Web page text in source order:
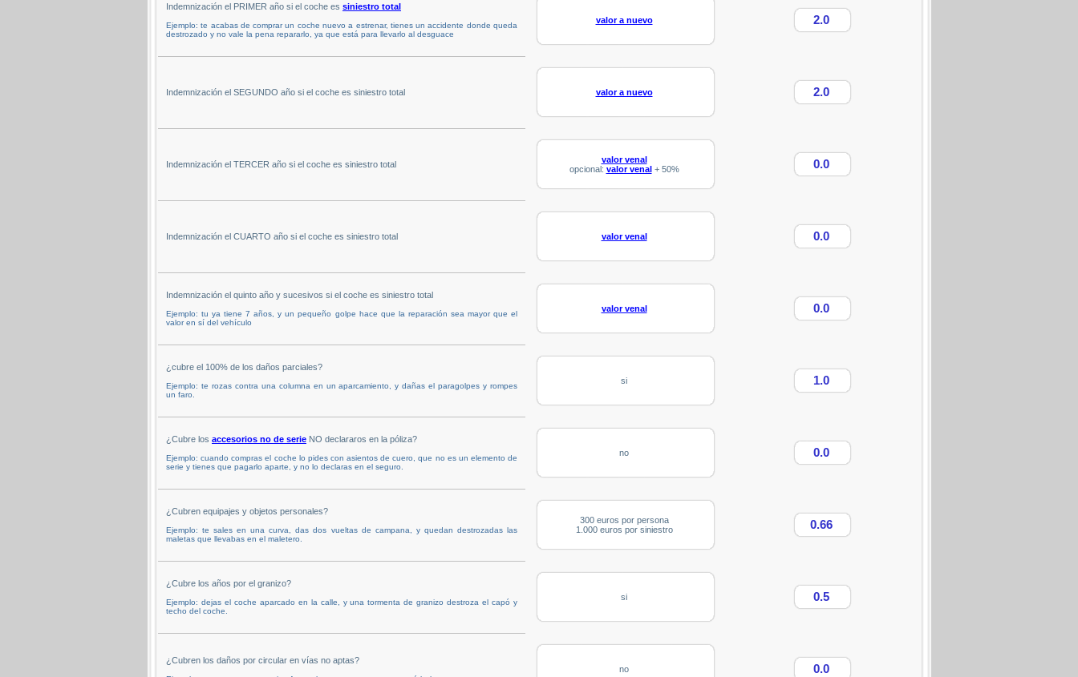
Indemnización el PRIMER año si el coche es siniestro total
Ejemplo: te acabas de comprar un coche nuevo a estrenar, tienes un accidente donde queda
destrozado y no vale la pena repararlo, ya que está para llevarlo al desguace
valor a nuevo 2.0
Indemnización el SEGUNDO año si el coche es siniestro total valor a nuevo 2.0
Indemnización el TERCER año si el coche es siniestro total
valor venal
opcional: valor venal+ 50% 0.0
Indemnización el CUARTO año si el coche es siniestro total valor venal 0.0
Indemnización el quinto año y sucesivos si el coche es siniestro total
Ejemplo: tu ya tiene 7 años, y un pequeño golpe hace que la reparación sea mayor que el
valor en sí del vehículo
valor venal 0.0
¿cubre el 100% de los daños parciales?
Ejemplo: te rozas contra una columna en un aparcamiento, y dañas el paragolpes y rompes
un faro.
si 1.0
¿Cubre los accesorios no de serie NO declararos en la póliza?
Ejemplo: cuando compras el coche lo pides con asientos de cuero, que no es un elemento de
serie y tienes que pagarlo aparte, y no lo declaras en el seguro.
no 0.0
¿Cubren equipajes y objetos personales?
Ejemplo: te sales en una curva, das dos vueltas de campana, y quedan destrozadas las
maletas que llevabas en el maletero.
300 euros por persona
1.000 euros por siniestro
0.66
¿Cubre los años por el granizo?
Ejemplo: dejas el coche aparcado en la calle, y una tormenta de granizo destroza el capó y
techo del coche.
si 0.5
¿Cubren los daños por circular en vías no aptas?
no 0.0